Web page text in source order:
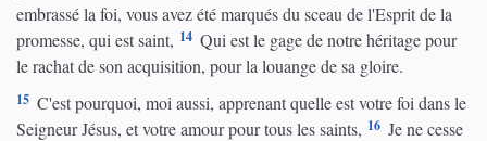
embrassé la foi, vous avez été marqués du sceau de l'Esprit de la
promesse, qui est saint, 14 Qui est le gage de notre héritage pour
le rachat de son acquisition, pour la louange de sa gloire.
15 C'est pourquoi, moi aussi, apprenant quelle est votre foi dans le
Seigneur Jésus, et votre amour pour tous les saints, 16 Je ne cesse